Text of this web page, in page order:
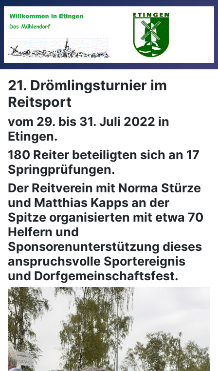
21. Drömlingsturnier im
Reitsport
vom 29. bis 31. Juli 2022 in
Etingen.
180 Reiter beteiligten sich an 17
Springprüfungen.
Der Reitverein mit Norma Stürze
und Matthias Kapps an der
Spitze organisierten mit etwa 70
Helfern und
Sponsorenunterstützung dieses
anspruchsvolle Sportereignis
und Dorfgemeinschaftsfest.